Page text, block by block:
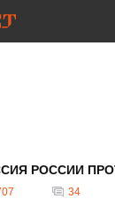
РОССИИ
34